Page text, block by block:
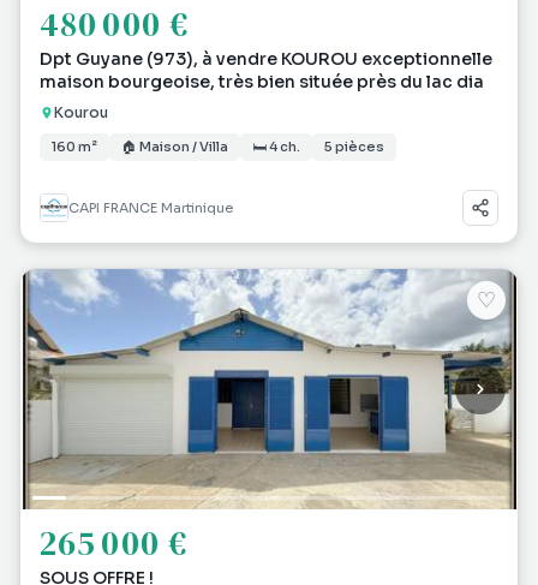
480 000 €
Dpt Guyane (973), à vendre KOUROU exceptionnelle
maison bourgeoise, très bien située près du lac dia
Kourou
160 m² 🏠 Maison / Villa 🛏 4 ch. 5 pièces
CAPI FRANCE Martinique
♡
265 000 €
SOUS OFFRE !